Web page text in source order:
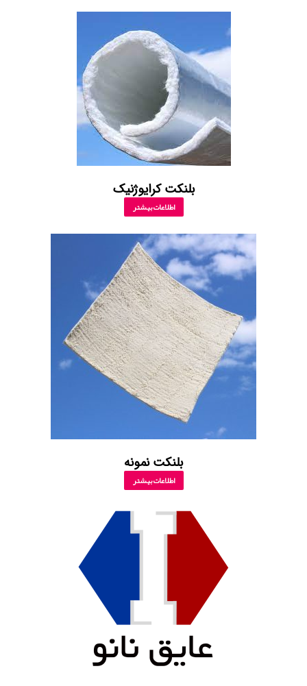
بلنکت کرایوژنیک
اطلاعات بیشتر
بلنکت نمونه
اطلاعات بیشتر